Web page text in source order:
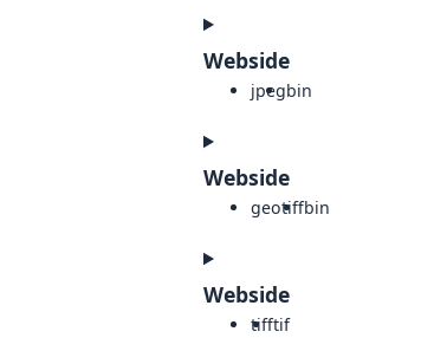
Webside
jpegbin
Webside
geotiffbin
Webside
tifftif